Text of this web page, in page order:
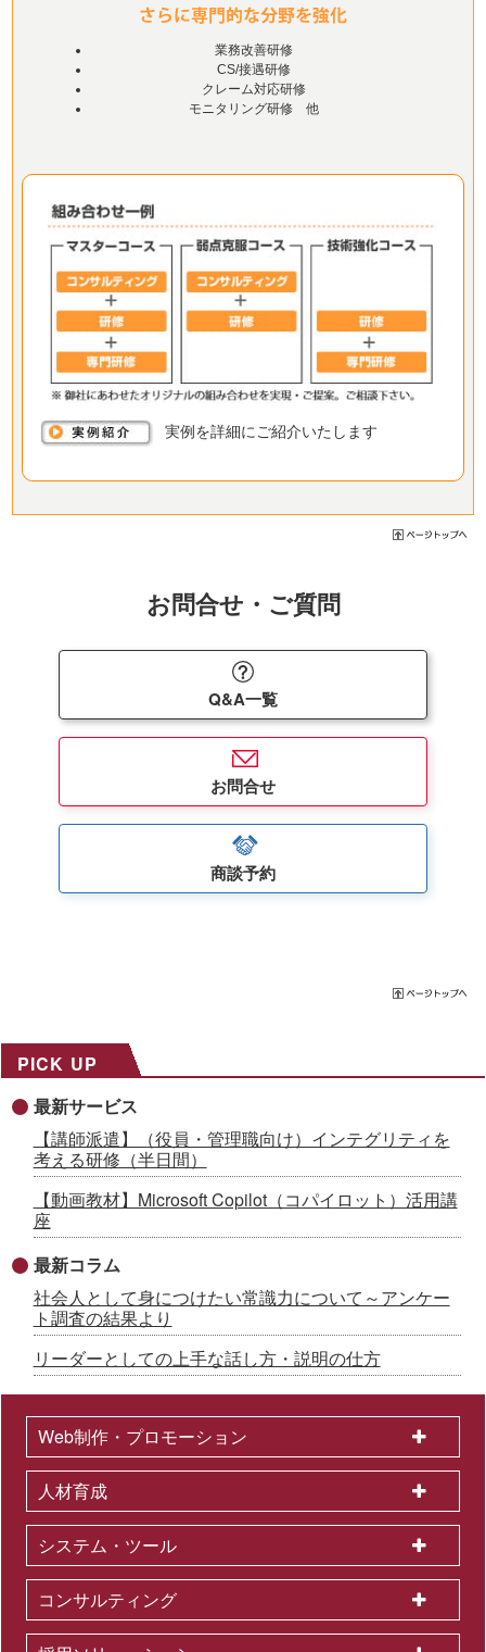
業務改善研修
CS/接遇研修
クレーム対応研修
モニタリング研修 他
実例を詳細にご紹介いたします
お問合せ・ご質問
Q&A一覧
お問合せ
商談予約
PICK UP
最新サービス
【講師派遣】（役員・管理職向け）インテグリティを
考える研修（半日間）
【動画教材】Microsoft Copilot（コパイロット）活用講
座
最新コラム
社会人として身につけたい常識力について～アンケー
ト調査の結果より
リーダーとしての上手な話し方・説明の仕方
Web制作・プロモーション
人材育成
システム・ツール
コンサルティング